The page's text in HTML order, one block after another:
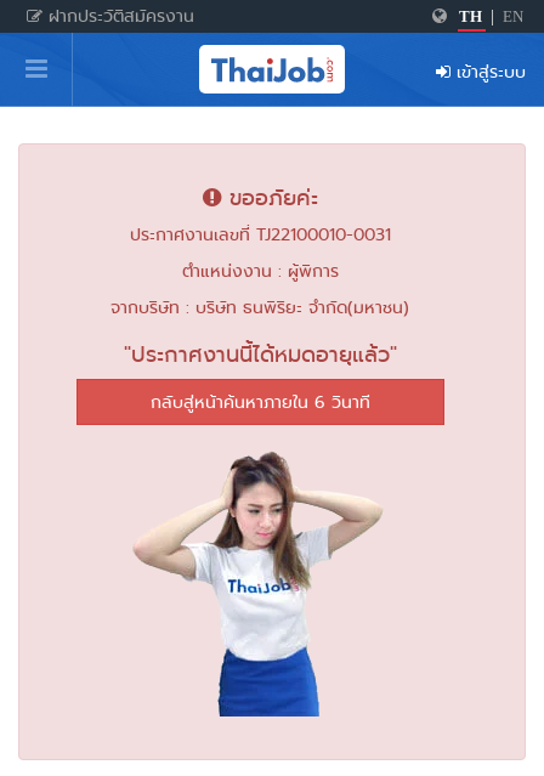
ฝากประวัติสมัครงาน TH EN
หน้าหลัก
ผู้สมัครงาน: เข้าสู่ระบบ
ฝากประวัติสมัครงาน
สำหรับผู้ประกอบการ
เข้าสู่ระบบ
ขออภัยค่ะ
ประกาศงานเลขที่ TJ22100010-0031
ตำแหน่งงาน : ผู้พิการ
จากบริษัท : บริษัท ธนพิริยะ จำกัด(มหาชน)
"ประกาศงานนี้ได้หมดอายุแล้ว"
กลับสู่หน้าค้นหาภายใน 6 วินาที